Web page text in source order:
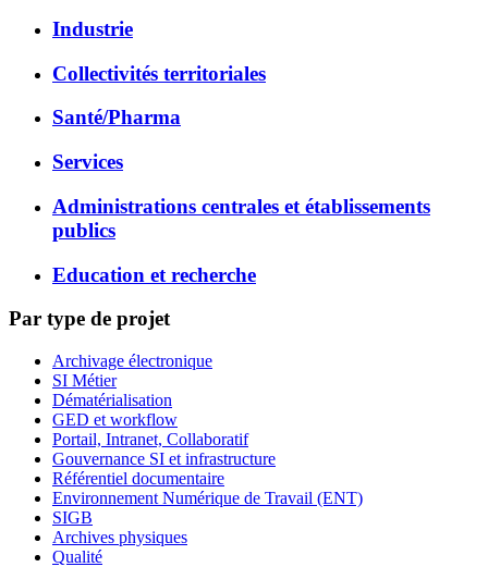
Industrie
Collectivités territoriales
Santé/Pharma
Services
Administrations centrales et établissements
publics
Education et recherche
Par type de projet
Archivage électronique
SI Métier
Dématérialisation
GED et workflow
Portail, Intranet, Collaboratif
Gouvernance SI et infrastructure
Référentiel documentaire
Environnement Numérique de Travail (ENT)
SIGB
Archives physiques
Qualité